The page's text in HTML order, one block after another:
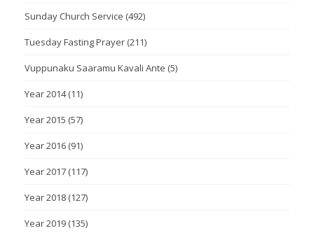
Sunday Church Service (492)
Tuesday Fasting Prayer (211)
Vuppunaku Saaramu Kavali Ante (5)
Year 2014(11)
Year 2015 (57)
Year 2016 (91)
Year 2017 (117)
Year 2018 (127)
Year 2019 (135)